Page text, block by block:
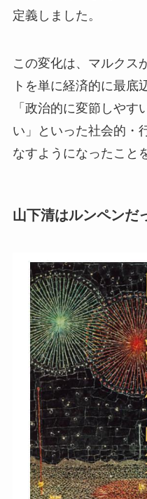
定義しました。
この変化は、マルクス
トを単に経済的に最底
「政治的に変節しや
い」といった社会的・
なすようになったこと
山下清はルンペンだ